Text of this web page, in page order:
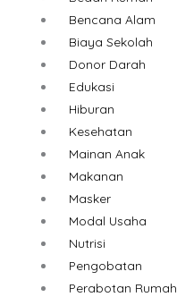
Bencana Alam
Biaya Sekolah
Donor Darah
Edukasi
Hiburan
Kesehatan
Mainan Anak
Makanan
Masker
Modal Usaha
Nutrisi
Pengobatan
Perabotan Rumah